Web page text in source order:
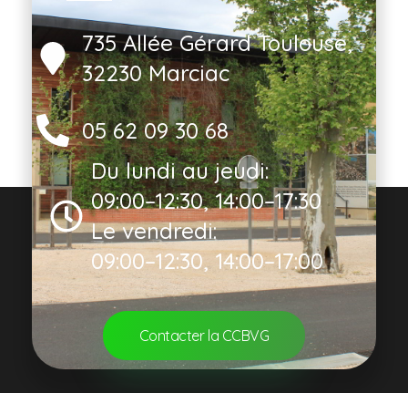
735 Allée Gérard Toulouse,
32230 Marciac
05 62 09 30 68
Du lundi au jeudi:
09:00–12:30, 14:00–17:30
Le vendredi:
09:00–12:30, 14:00–17:00
Contacter la CCBVG